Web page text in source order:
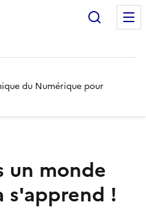
du Numérique pour
un monde
s'apprend !